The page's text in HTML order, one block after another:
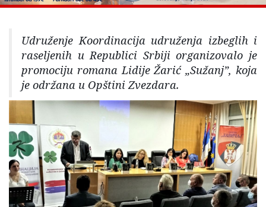
Udruženje Koordinacija udruženja izbeglih i
raseljenih u Republici Srbiji organizovalo je
promociju romana Lidije Žarić „Sužanj”, koja
je održana u Opštini Zvezdara.